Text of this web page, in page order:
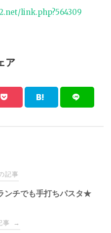
link.php?564309
ア
記事
ンチでも手打ちパスタ★
事 →